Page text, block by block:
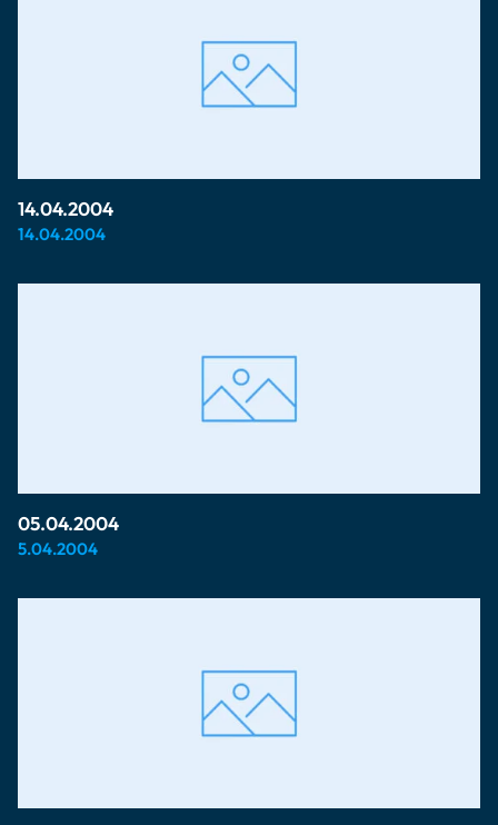
14.04.2004
14.04.2004
05.04.2004
5.04.2004